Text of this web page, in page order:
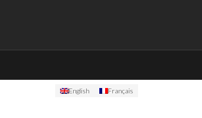
English Français